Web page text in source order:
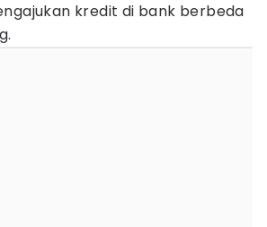
kredit di bank berbeda